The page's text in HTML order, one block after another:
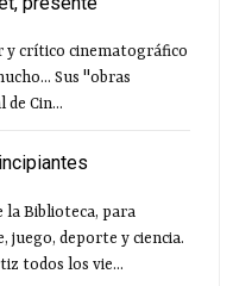
y crítico cinematográfico
Sus "obras
Cin...
la Biblioteca, para
juego, deporte y ciencia.
todos los vie...